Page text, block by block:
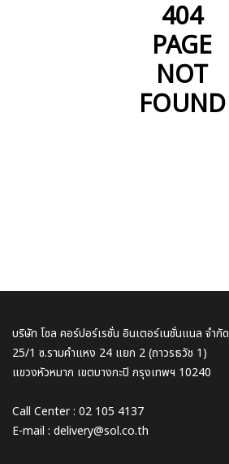
404
PAGE
NOT
FOUND
บริษัท โซล คอร์ปอร์เรชั่น อินเตอร์เนชั่นแนล จำกัด
25/1 ซ.รามคำแหง 24 แยก 2 (ถาวรธวัช 1)
แขวงหัวหมาก เขตบางกะปิ กรุงเทพฯ 10240
Call Center : 02 105 4137
E-mail : delivery@sol.co.th